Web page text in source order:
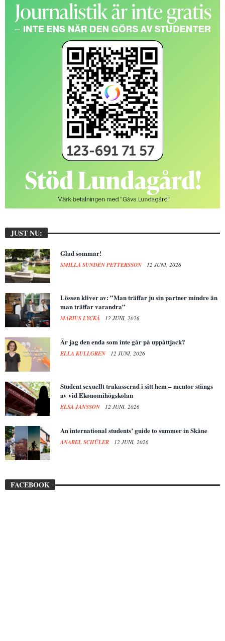
JUST NU:
Glad sommar!
SMILLA SUNDÉN PETTERSSON 12 JUNI, 2026
Lössen kliver av: ”Man träffar ju sin partner mindre än
man träffar varandra”
MARIUS LYCKÅ 12 JUNI, 2026
Är jag den enda som inte går på uppåttjack?
ELLA KULLGREN 12 JUNI, 2026
Student sexuellt trakasserad i sitt hem – mentor stängs
av vid Ekonomihögskolan
ELSA JANSSON 12 JUNI, 2026
An international students’ guide to summer in Skåne
ANABEL SCHÜLER 12 JUNI, 2026
FACEBOOK